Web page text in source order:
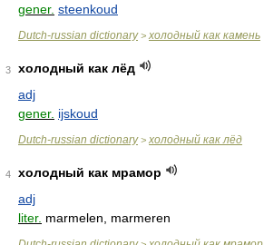
gener. steenkoud
Dutch-russian dictionary> холодный как камень
3
холодный как лёд
adj
gener. ijskoud
Dutch-russian dictionary> холодный как лёд
4
холодный как мрамор
adj
liter. marmelen, marmeren